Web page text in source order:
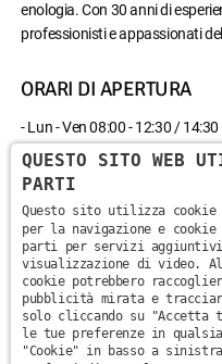
enologia. Con 30 anni di
professionisti e appassionati
ORARI DI APERTURA
- Lun - Ven 08:00 - 12:30 / 14:30
- Sab 08:00 - 12:30
- Domenica chiuso
CONTATTACI
Via Monte Santa Viola, 13 -
+39 045 870 0582
QUESTO SITO WEB
PARTI
Questo sito utilizza
per la navigazione e
parti per servizi aggiuntivi
visualizzazione di video.
cookie potrebbero
pubblicità mirata e
solo cliccando su
le tue preferenze in
"Cookie" in basso a